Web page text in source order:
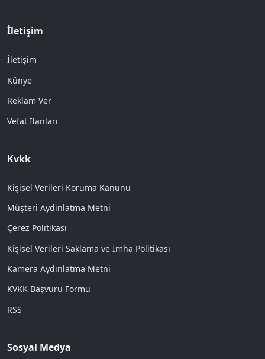
İletişim
İletişim
Künye
Reklam Ver
Vefat İlanları
Kvkk
Kişisel Verileri Koruma Kanunu
Müşteri Aydınlatma Metni
Çerez Politikası
Kişisel Verileri Saklama ve İmha Politikası
Kamera Aydınlatma Metni
KVKK Başvuru Formu
RSS
Sosyal Medya